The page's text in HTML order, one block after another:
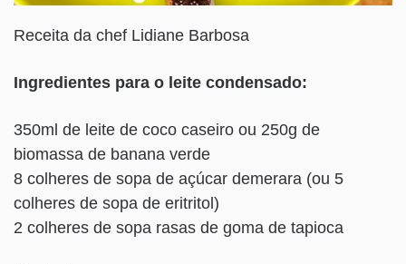
Receita da chef Lidiane Barbosa
Ingredientes para o leite condensado:
350ml de leite de coco caseiro ou 250g de
biomassa de banana verde
8 colheres de sopa de açúcar demerara (ou 5
colheres de sopa de eritritol)
2 colheres de sopa rasas de goma de tapioca